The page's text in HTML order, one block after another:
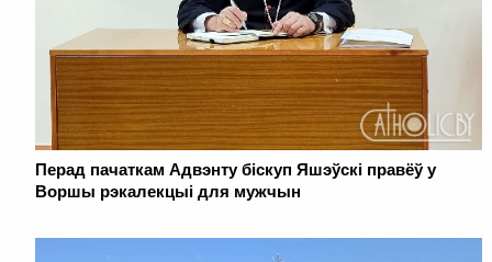
Перад пачаткам Адвэнту біскуп Яшэўскі правёў у
Воршы рэкалекцыі для мужчын